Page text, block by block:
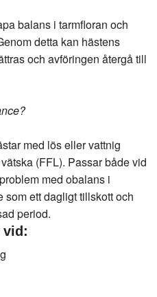
balans i tarmfloran och
detta kan hästens
och avföringen återgå till
med lös eller vattnig
(FFL). Passar både vid
med obalans i
som ett dagligt tillskott och
period.
vid: